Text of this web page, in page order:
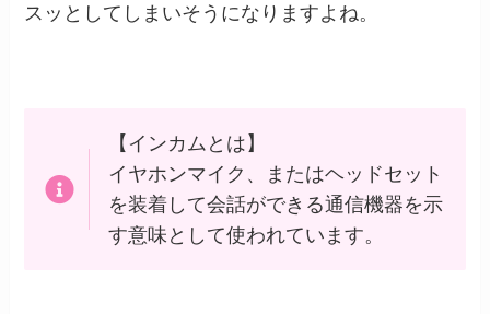
スッとしてしまいそうになりますよね。
【インカムとは】
イヤホンマイク、またはヘッドセット
を装着して会話ができる通信機器を示
す意味として使われています。